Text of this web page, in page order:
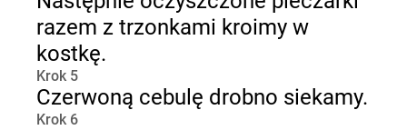
razem z trzonkami kroimy w
kostkę.
Krok 5
Czerwoną cebulę drobno siekamy.
Krok 6